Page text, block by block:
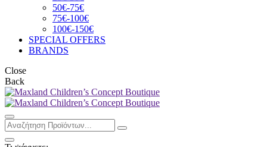
50€-75€
75€-100€
100€-150€
SPECIAL OFFERS
BRANDS
Close
Back